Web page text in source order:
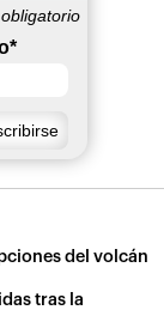
*
del volcán
tras la